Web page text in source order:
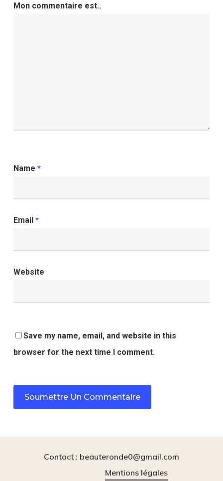
Mon commentaire est..
Name *
Email *
Website
Save my name, email, and website in this
browser for the next time I comment.
Contact : beauteronde0@gmail.com
Mentions légales